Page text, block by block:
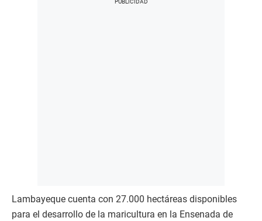
Lambayeque cuenta con 27.000 hectáreas disponibles
para el desarrollo de la maricultura en la Ensenada de